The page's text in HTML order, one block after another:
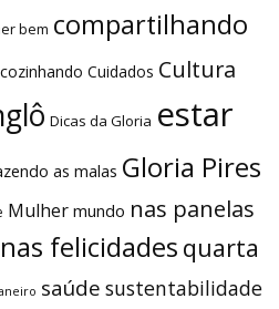
bem compartilhando
cozinhando Cuidados Cultura
Dicas da Gloria estar
as malas Gloria Pires
Mulher mundo nas panelas
felicidades quarta
saúde sustentabilidade